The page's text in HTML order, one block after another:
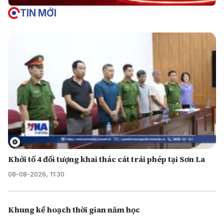
TIN MỚI
Khởi tố 4 đối tượng khai thác cát trái phép tại Sơn La
08-08-2026, 11:30
Khung kế hoạch thời gian năm học